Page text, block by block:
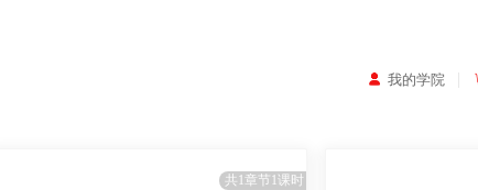
 我的学院
共1章节1课时